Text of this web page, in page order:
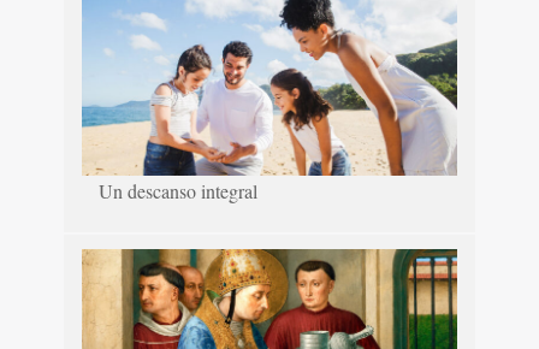
Un descanso integral